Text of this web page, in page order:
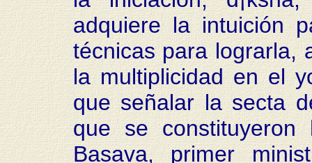
adquiere la intuición
técnicas para lograrla,
la multiplicidad en el
que señalar la secta
que se
Basava, primer